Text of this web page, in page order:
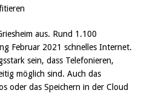
aus. Rund 1.100
Februar 2021 schnelles Internet.
sein, dass Telefonieren,
möglich sind. Auch das
oder das Speichern in der Cloud